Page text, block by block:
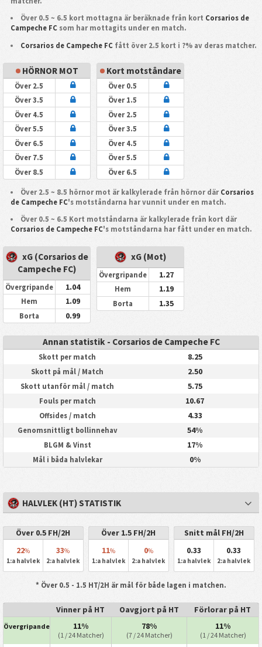
Över 0.5 ~ 6.5 kort mottagna är beräknade från kort Corsarios de
Campeche FCsom har mottagits under en match.
Corsarios de Campeche FC fått över 2.5 kort i ?% av deras matcher.
HÖRNOR MOT
Över 2.5
Över 3.5
Över 4.5
Över 5.5
Över 6.5
Över 7.5
Över 8.5
Kort motståndare
Över 0.5
Över 1.5
Över 2.5
Över 3.5
Över 4.5
Över 5.5
Över 6.5
Över 2.5 ~ 8.5 hörnor mot är kalkylerade från hörnor där Corsarios
de Campeche FC's motståndarna har vunnit under en match.
Över 0.5 ~ 6.5 Kort motståndarna är kalkylerade från kort där
Corsarios de Campeche FC's motståndarna har fått under en match.
xG (Corsarios de
Campeche FC)
Övergripande 1.04
Hem 1.09
Borta 0.99
xG (Mot)
Övergripande 1.27
Hem 1.19
Borta 1.35
Annan statistik - Corsarios de Campeche FC
Skott per match 8.25
Skott på mål / Match 2.50
Skott utanför mål / match 5.75
Fouls per match 10.67
Offsides / match 4.33
Genomsnittligt bollinnehav 54%
BLGM & Vinst 17%
Mål i båda halvlekar 0%
HALVLEK (HT) STATISTIK
Över 0.5 FH/2H
22%
1:a halvlek
33%
2:a halvlek
Över 1.5 FH/2H
11%
1:a halvlek
0%
2:a halvlek
Snitt mål FH/2H
0.33
1:a halvlek
0.33
2:a halvlek
* Över 0.5 - 1.5 HT/2H är mål för både lagen i matchen.
Vinner på HT Oavgjort på HT Förlorar på HT
Övergripande 11%
(1 / 24 Matcher)
78%
(7 / 24 Matcher)
11%
(1 / 24 Matcher)